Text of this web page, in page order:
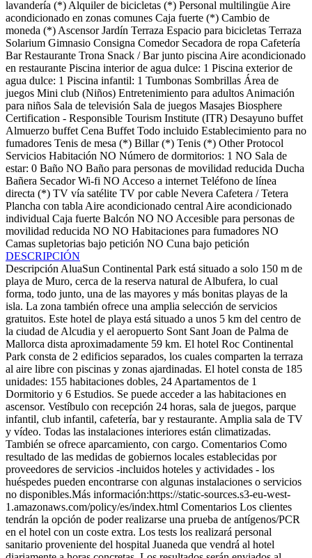
lavandería (*) Alquiler de bicicletas (*) Personal multilingüe Aire
acondicionado en zonas comunes Caja fuerte (*) Cambio de
moneda (*) Ascensor Jardín Terraza Espacio para bicicletas Terraza
Solarium Gimnasio Consigna Comedor Secadora de ropa Cafetería
Bar Restaurante Trona Snack / Bar junto piscina Aire acondicionado
en restaurante Piscina interior de agua dulce: 1 Piscina exterior de
agua dulce: 1 Piscina infantil: 1 Tumbonas Sombrillas Área de
juegos Mini club (Niños) Entretenimiento para adultos Animación
para niños Sala de televisión Sala de juegos Masajes Biosphere
Certification - Responsible Tourism Institute (ITR) Desayuno buffet
Almuerzo buffet Cena Buffet Todo incluido Establecimiento para no
fumadores Tenis de mesa (*) Billar (*) Tenis (*) Other Protocol
Servicios Habitación NO Número de dormitorios: 1 NO Sala de
estar: 0 Baño NO Baño para personas de movilidad reducida Ducha
Bañera Secador Wi-fi NO Acceso a internet Teléfono de línea
directa (*) TV vía satélite TV por cable Nevera Cafetera / Tetera
Plancha con tabla Aire acondicionado central Aire acondicionado
individual Caja fuerte Balcón NO NO Accesible para personas de
movilidad reducida NO NO Habitaciones para fumadores NO
Camas supletorias bajo petición NO Cuna bajo petición
DESCRIPCIÓN
Descripción AluaSun Continental Park está situado a solo 150 m de
playa de Muro, cerca de la reserva natural de Albufera, lo cual
forma, todo junto, una de las mayores y más bonitas playas de la
isla. La zona también ofrece una amplia selección de servicios
gratuitos. Este hotel de playa está situado a unos 5 km del centro de
la ciudad de Alcudia y el aeropuerto Sont Sant Joan de Palma de
Mallorca dista aproximadamente 59 km. El hotel Roc Continental
Park consta de 2 edificios separados, los cuales comparten la terraza
al aire libre con piscinas y zonas ajardinadas. El hotel consta de 185
unidades: 155 habitaciones dobles, 24 Apartamentos de 1
Dormitorio y 6 Estudios. Se puede acceder a las habitaciones en
ascensor. Vestíbulo con recepción 24 horas, sala de juegos, parque
infantil, club infantil, cafetería, bar y restaurante. Amplia sala de TV
y vídeo. Todas las instalaciones interiores están climatizadas.
También se ofrece aparcamiento, con cargo. Comentarios Como
resultado de las medidas de gobiernos locales establecidas por
proveedores de servicios -incluidos hoteles y actividades - los
huéspedes pueden encontrarse con algunas instalaciones o servicios
no disponibles.Más información:https://static-sources.s3-eu-west-
1.amazonaws.com/policy/es/index.html Comentarios Los clientes
tendrán la opción de poder realizarse una prueba de antígenos/PCR
en el hotel con un coste extra. Los tests los realizará personal
sanitario proveniente del hospital Juaneda que vendrá al hotel